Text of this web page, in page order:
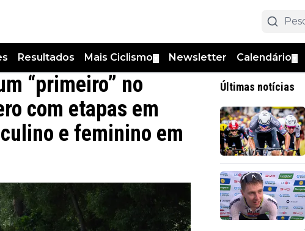
Resultados Mais Ciclismo Newsletter Calendário
“primeiro” no
com etapas em
e feminino em
Últimas notícias